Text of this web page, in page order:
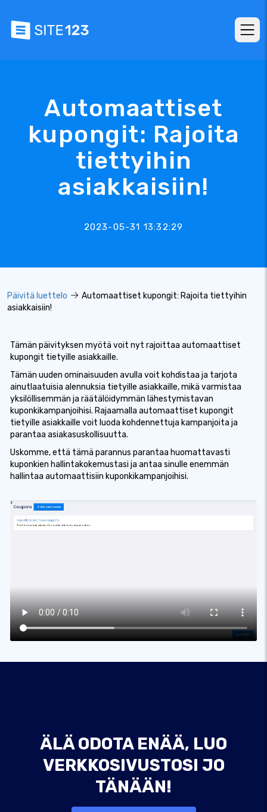
Automaattiset
kupongit: Rajoita
tiettyihin
asiakkaisiin!
2023-05-31 13:32:29
Päivitä luettelo
Automaattiset kupongit: Rajoita tiettyihin
asiakkaisiin!
Tämän päivityksen myötä voit nyt rajoittaa automaattiset
kupongit tietyille asiakkaille.
Tämän uuden ominaisuuden avulla voit kohdistaa ja tarjota
ainutlaatuisia alennuksia tietyille asiakkaille, mikä varmistaa
yksilöllisemmän ja räätälöidymmän lähestymistavan
kuponkikampanjoihisi. Rajaamalla automaattiset kupongit
tietyille asiakkaille voit luoda kohdennettuja kampanjoita ja
parantaa asiakasuskollisuutta.
Uskomme, että tämä parannus parantaa huomattavasti
kuponkien hallintakokemustasi ja antaa sinulle enemmän
hallintaa automaattisiin kuponkikampanjoihisi.
ÄLÄ ODOTA ENÄÄ, LUO
VERKKOSIVUSTOSI JO
TÄNÄÄN!